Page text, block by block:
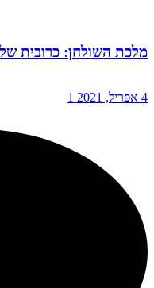
מלכת השולחן: כרובית
4 אפריל, 2021 1